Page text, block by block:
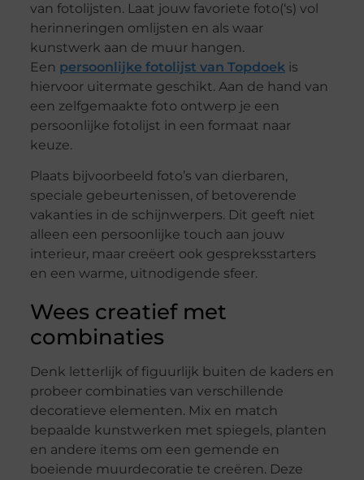
van fotolijsten. Laat jouw favoriete foto(‘s) vol
herinneringen omlijsten en als waar
kunstwerk aan de muur hangen.
Een persoonlijke fotolijst van Topdoekis
hiervoor uitermate geschikt. Aan de hand van
een zelfgemaakte foto ontwerp je een
persoonlijke fotolijst in een formaat naar
keuze.
Plaats bijvoorbeeld foto’s van dierbaren,
speciale gebeurtenissen, of betoverende
vakanties in de schijnwerpers. Dit geeft niet
alleen een persoonlijke touch aan jouw
interieur, maar creëert ook gespreksstarters
en een warme, uitnodigende sfeer.
Wees creatief met
combinaties
Denk letterlijk of figuurlijk buiten de kaders en
probeer combinaties van verschillende
decoratieve elementen. Mix en match
bepaalde kunstwerken met spiegels, planten
en andere items om een gemende en
boeiende muurdecoratie te creëren. Deze